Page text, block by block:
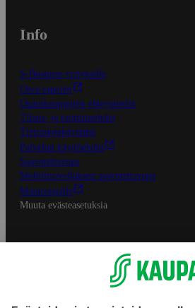
Info
S-Business yrityksille
Oiva-raportit
Osuuskauppojen yhteystiedot
Tilaus- ja toimitusehdot
Tietosuojakäytäntö
Palvelun käyttöehdot
Saavutettavuus
Mobiilisovelluksen saavutettavuus
Mainostajalle
Muuta evästeasetuksia
S-ryhmän palvelut